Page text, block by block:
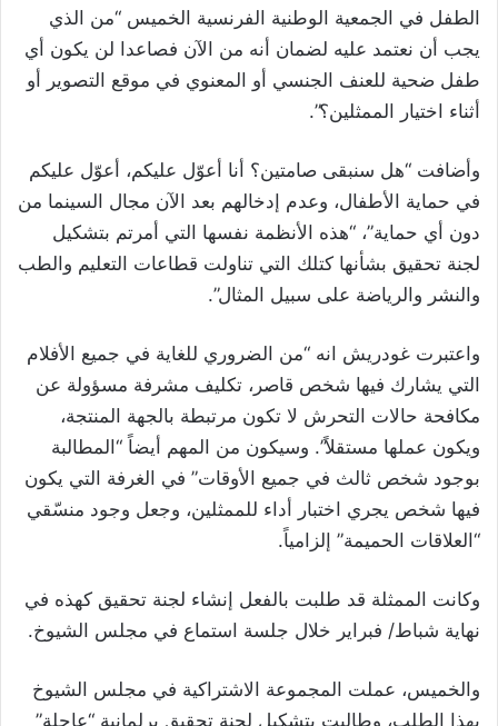
الطفل في الجمعية الوطنية الفرنسية الخميس “من الذي
يجب أن نعتمد عليه لضمان أنه من الآن فصاعدا لن يكون أي
طفل ضحية للعنف الجنسي أو المعنوي في موقع التصوير أو
أثناء اختيار الممثلين؟”.
وأضافت “هل سنبقى صامتين؟ أنا أعوّل عليكم، أعوّل عليكم
في حماية الأطفال، وعدم إدخالهم بعد الآن مجال السينما من
دون أي حماية”، “هذه الأنظمة نفسها التي أمرتم بتشكيل
لجنة تحقيق بشأنها كتلك التي تناولت قطاعات التعليم والطب
والنشر والرياضة على سبيل المثال”.
واعتبرت غودريش انه “من الضروري للغاية في جميع الأفلام
التي يشارك فيها شخص قاصر، تكليف مشرفة مسؤولة عن
مكافحة حالات التحرش لا تكون مرتبطة بالجهة المنتجة،
ويكون عملها مستقلاً”. وسيكون من المهم أيضاً “المطالبة
بوجود شخص ثالث في جميع الأوقات” في الغرفة التي يكون
فيها شخص يجري اختبار أداء للممثلين، وجعل وجود منسّقي
“العلاقات الحميمة” إلزامياً.
وكانت الممثلة قد طلبت بالفعل إنشاء لجنة تحقيق كهذه في
نهاية شباط/ فبراير خلال جلسة استماع في مجلس الشيوخ.
والخميس، عملت المجموعة الاشتراكية في مجلس الشيوخ
بهذا الطلب، وطالبت بتشكيل لجنة تحقيق برلمانية “عاجلة”